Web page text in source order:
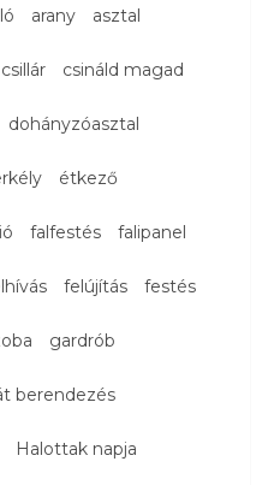
arany asztal
csillár csináld magad
dohányzóasztal
étkező
falfestés falipanel
felújítás festés
gardrób
berendezés
Halottak napja